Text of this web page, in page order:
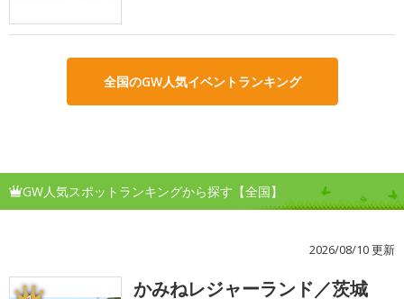
全国のGW人気イベントランキング
GW人気スポットランキングから探す【全国】
2026/08/10 更新
かみねレジャーランド／茨城